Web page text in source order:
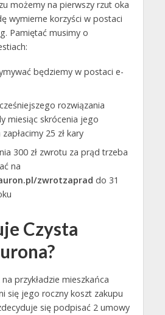
możemy na pierwszy rzut oka
wymierne korzyści w postaci
Pamiętać musimy o
będziemy w postaci e-
rozwiązania
miesiąc skrócenia jego
25 zł kary
300 zł zwrotu za prąd trzeba
na
zwrotzaprad do 31
Czysta
przykładzie mieszkańca
się jego roczny koszt zakupu
się podpisać 2 umowy